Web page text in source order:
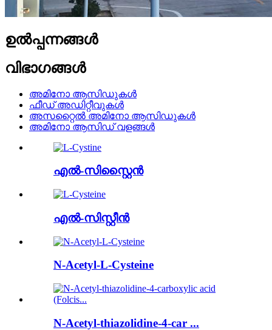
ഉൽപ്പന്നങ്ങൾ
വിഭാഗങ്ങൾ
അമിനോ ആസിഡുകൾ
ഫീഡ് അഡിറ്റീവുകൾ
അസറ്റൈൽ അമിനോ ആസിഡുകൾ
അമിനോ ആസിഡ് വളങ്ങൾ
എൽ-സിസ്റ്റൈൻ
എൽ-സിസ്റ്റീൻ
N-Acetyl-L-Cysteine
N-Acetyl-thiazolidine-4-car ...